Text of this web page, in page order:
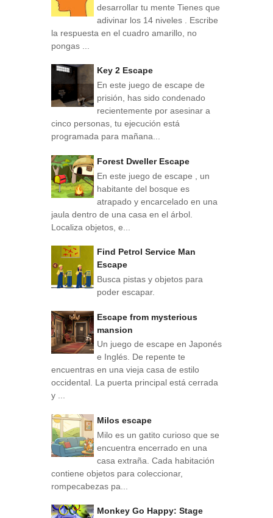
desarrollar tu mente Tienes que
adivinar los 14 niveles . Escribe
la respuesta en el cuadro amarillo, no
pongas ...
Key 2 Escape
En este juego de escape de
prisión, has sido condenado
recientemente por asesinar a
cinco personas, tu ejecución está
programada para mañana...
Forest Dweller Escape
En este juego de escape , un
habitante del bosque es
atrapado y encarcelado en una
jaula dentro de una casa en el árbol.
Localiza objetos, e...
Find Petrol Service Man
Escape
Busca pistas y objetos para
poder escapar.
Escape from mysterious
mansion
Un juego de escape en Japonés
e Inglés. De repente te
encuentras en una vieja casa de estilo
occidental. La puerta principal está cerrada
y ...
Milos escape
Milo es un gatito curioso que se
encuentra encerrado en una
casa extraña. Cada habitación
contiene objetos para coleccionar,
rompecabezas pa...
Monkey Go Happy: Stage